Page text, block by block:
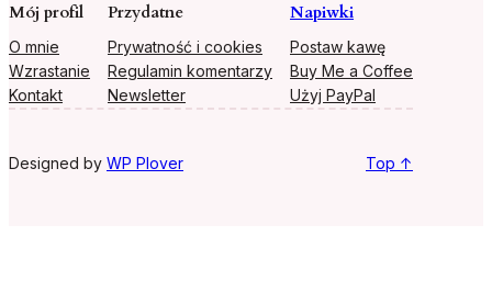
Mój profil
O mnie
Wzrastanie
Kontakt
Przydatne
Prywatność i cookies
Regulamin komentarzy
Newsletter
Napiwki
Postaw kawę
Buy Me a Coffee
Użyj PayPal
Designed by WP Plover Top ↑